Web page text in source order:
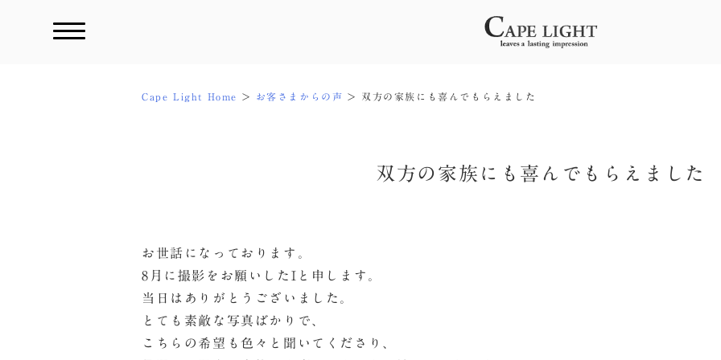
Cape Light Home お客さまからの声 双方の家族にも喜んでもらえました
双方の家族にも喜んでもらえました
お世話になっております。
8月に撮影をお願いしたIと申します。
当日はありがとうございました。
とても素敵な写真ばかりで、
こちらの希望も色々と聞いてくださり、